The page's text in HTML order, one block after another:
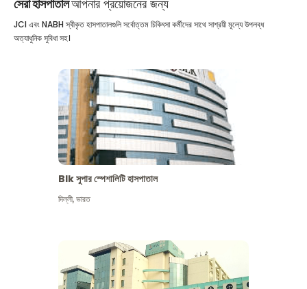
সেরা হাসপাতালআপনার প্রয়োজনের জন্য
JCI এবং NABH স্বীকৃত হাসপাতালগুলি সর্বোত্তম চিকিৎসা কর্মীদের সাথে সাশ্রয়ী মূল্যে উপলব্ধ
অত্যাধুনিক সুবিধা সহ।
Blk সুপার স্পেশালিটি হাসপাতাল
দিল্লী,ভারত